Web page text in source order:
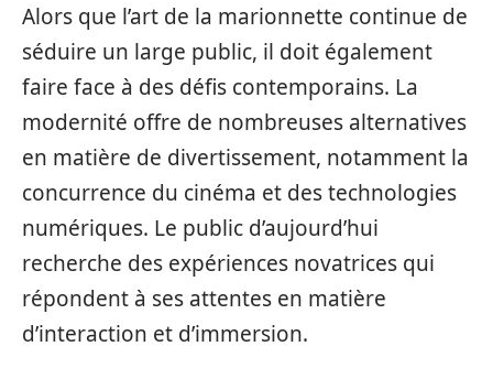
Alors que l’art de la marionnette continue de
séduire un large public, il doit également
faire face à des défis contemporains. La
modernité offre de nombreuses alternatives
en matière de divertissement, notamment la
concurrence du cinéma et des technologies
numériques. Le public d’aujourd’hui
recherche des expériences novatrices qui
répondent à ses attentes en matière
d’interaction et d’immersion.